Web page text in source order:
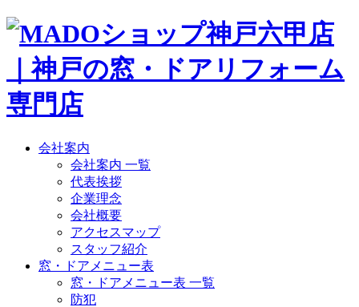
会社案内
会社案内 一覧
代表挨拶
企業理念
会社概要
アクセスマップ
スタッフ紹介
窓・ドアメニュー表
窓・ドアメニュー表 一覧
防犯